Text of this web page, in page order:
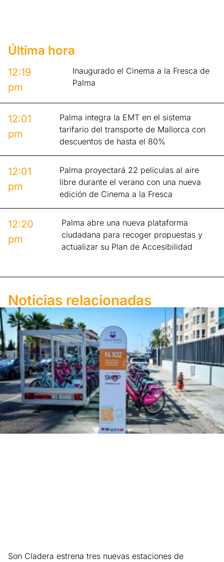
Última hora
12:19
pm
Inaugurado el Cinema a la Fresca de
Palma
12:01
pm
Palma integra la EMT en el sistema
tarifario del transporte de Mallorca con
descuentos de hasta el 80%
12:01
pm
Palma proyectará 22 películas al aire
libre durante el verano con una nueva
edición de Cinema a la Fresca
12:20
pm
Palma abre una nueva plataforma
ciudadana para recoger propuestas y
actualizar su Plan de Accesibilidad
Noticias relacionadas
Son Cladera estrena tres nuevas estaciones de